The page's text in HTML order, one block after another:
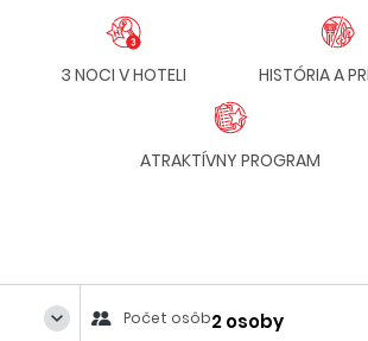
3 NOCI V HOTELI HISTÓRIA A
ATRAKTÍVNY PROGRAM
Počet osôb2 osoby